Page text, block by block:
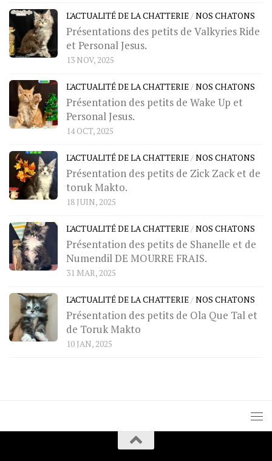
L'ACTUALITÉ DE LA CHATTERIE/NOS CHATONS
Présentations des petits de Valkyries Ride
et Personal Jesus.
13 NOV, 2025
L'ACTUALITÉ DE LA CHATTERIE/NOS CHATONS
Présentation des petits de Wake Up et
Personal Jesus.
14 OCT, 2025
L'ACTUALITÉ DE LA CHATTERIE/NOS CHATONS
Présentation des petits de Zick Zack et de
toruk Makto.
18 JUIN, 2025
L'ACTUALITÉ DE LA CHATTERIE/NOS CHATONS
Présentation des petits de Shanelle et de
Numendil DE MOURRE FRAIS.
31 MAR, 2025
L'ACTUALITÉ DE LA CHATTERIE/NOS CHATONS
Présentation des petits de Ola Que Tal et
de Toruk Makto
10 JAN, 2025